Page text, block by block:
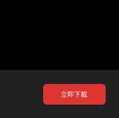
立即下載